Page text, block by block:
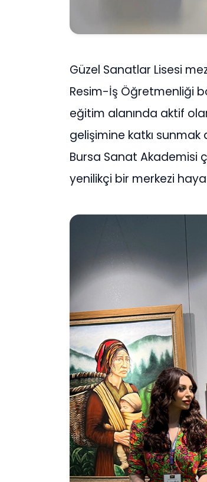
Güzel Sanatlar Lisesi
Resim-İş Öğretmenliği
eğitim alanında aktif
gelişimine katkı
Bursa Sanat Akademisi
yenilikçi bir merkezi